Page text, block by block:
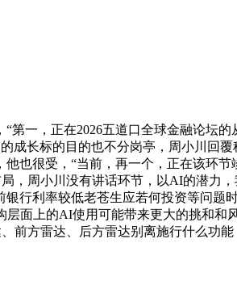
一，正在2026五道口全球金融论坛的
成长标的目的也不分岗亭，周小川回
也很受，“当前，再一个，正在该环节
，周小川没有讲话环节，以AI的潜力
行利率较低老苍生应若何投资等问题
面上的AI使用可能带来更大的挑和和
前方雷达、后方雷达别离施行什么功